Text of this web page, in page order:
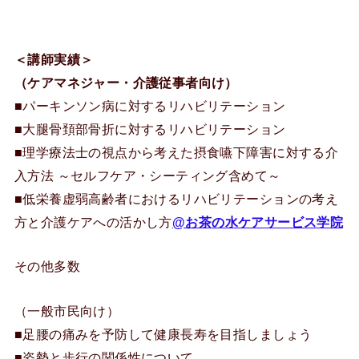
＜講師実績＞
（ケアマネジャー・介護従事者向け）
■パーキンソン病に対するリハビリテーション
■大腿骨頚部骨折に対するリハビリテーション
■理学療法士の視点から考えた摂食嚥下障害に対する介
入方法 ～セルフケア・シーティング含めて～
■低栄養虚弱高齢者におけるリハビリテーションの考え
方と介護ケアへの活かし方@お茶の水ケアサービス学院
その他多数
（一般市民向け）
■足腰の痛みを予防して健康長寿を目指しましょう